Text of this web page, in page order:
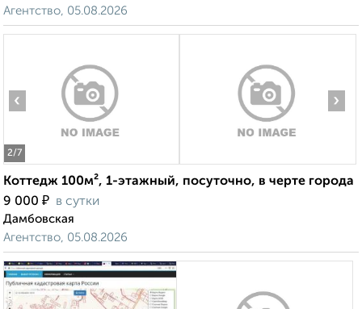
Агентство, 05.08.2026
2/7
‹ ›
Коттедж 100м², 1-этажный, посуточно, в черте города
9 000 ₽ в сутки
Дамбовская
Агентство, 05.08.2026